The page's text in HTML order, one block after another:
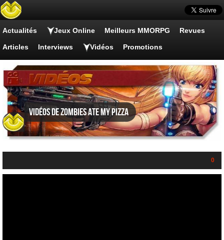
Actualités Jeux Online Meilleurs MMORPG Revues
Articles Interviews Vidéos Promotions
Vidéos de Zombies Ate My Pizza
0